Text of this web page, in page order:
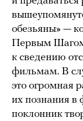
обезьяны» —
Первым
к сведению
фильмам. В
это огромная
их познания в
поклонник